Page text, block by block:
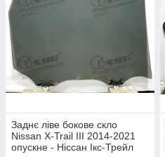
Заднє ліве бокове скло
Nissan X-Trail III 2014-2021
опускне - Ніссан Ікс-Трейл